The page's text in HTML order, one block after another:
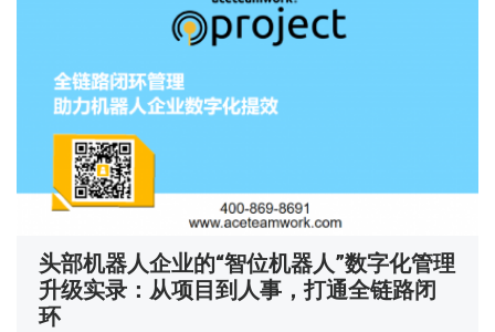
头部机器人企业的“智位机器人”数字化管理
升级实录：从项目到人事，打通全链路闭
环